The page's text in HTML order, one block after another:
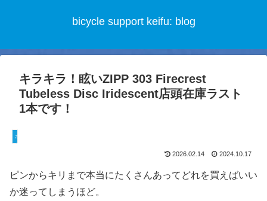
bicycle support keifu: blog
キラキラ！眩いZIPP 303 Firecrest
Tubeless Disc Iridescent店頭在庫ラスト
1本です！
ホイール
2026.02.14 2024.10.17
ピンからキリまで本当にたくさんあってどれを買えばいい
か迷ってしまうほど。